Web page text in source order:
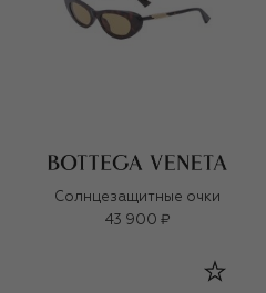
Солнцезащитные очки
43 900 ₽